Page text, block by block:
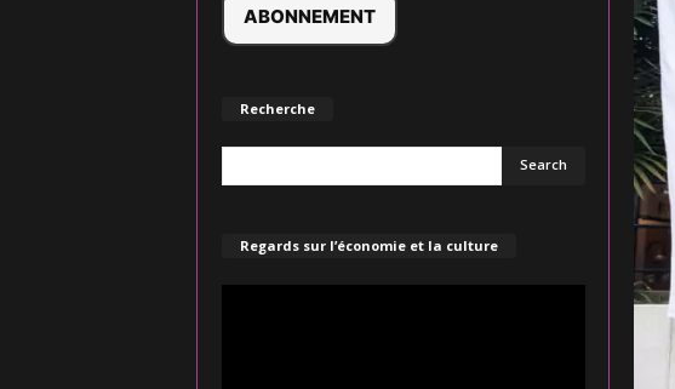
Recherche
Regards sur l’économie et la culture